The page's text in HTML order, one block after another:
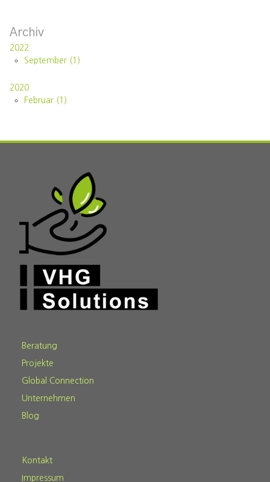
Archiv
2022
September (1)
2020
Februar (1)
Beratung
Projekte
Global Connection
Unternehmen
Blog
Kontakt
Impressum